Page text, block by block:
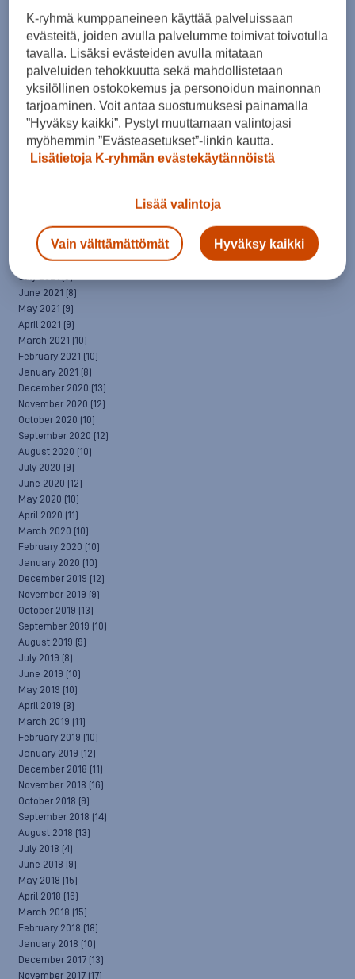
November 2022(6)
October 2022(7)
September 2022(5)
August 2022(4)
July 2022(9)
June 2022(7)
May 2022(8)
April 2022
(10)
March 2022
(11)
February 2022(9)
October 2021(9)
September 2021(9)
August 2021(8)
July 2021(6)
June 2021 (8)
May 2021 (9)
April 2021 (9)
March 2021 (10)
February 2021 (10)
January 2021 (8)
December 2020 (13)
November 2020 (12)
October 2020 (10)
September 2020 (12)
August 2020 (10)
July 2020 (9)
June 2020 (12)
May 2020 (10)
April 2020 (11)
March 2020 (10)
February 2020 (10)
January 2020 (10)
December 2019 (12)
November 2019 (9)
October 2019 (13)
September 2019 (10)
August 2019 (9)
July 2019 (8)
June 2019 (10)
May 2019 (10)
April 2019 (8)
March 2019 (11)
February 2019 (10)
January 2019 (12)
December 2018 (11)
November 2018 (16)
October 2018 (9)
September 2018 (14)
August 2018 (13)
July 2018 (4)
June 2018 (9)
May 2018 (15)
April 2018 (16)
March 2018 (15)
February 2018 (18)
January 2018 (10)
December 2017 (13)
November 2017 (17)
K-ryhmä kumppaneineen käyttää palveluissaan
evästeitä, joiden avulla palvelumme toimivat toivotulla
tavalla. Lisäksi evästeiden avulla mitataan
palveluiden tehokkuutta sekä mahdollistetaan
yksilöllinen ostokokemus ja personoidun mainonnan
tarjoaminen. Voit antaa suostumuksesi painamalla
”Hyväksy kaikki”. Pystyt muuttamaan valintojasi
myöhemmin ”Evästeasetukset”-linkin kautta.
Lisätietoja K-ryhmän evästekäytännöistä
Lisää valintoja
Vain välttämättömät Hyväksy kaikki